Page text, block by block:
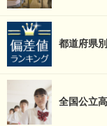
都道府県
全国公立